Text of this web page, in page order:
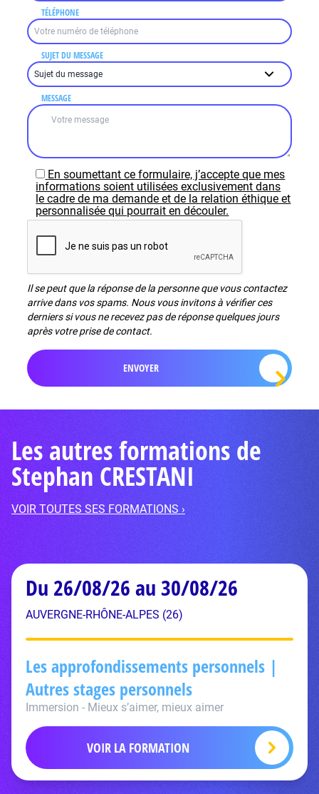
TÉLÉPHONE
SUJET DU MESSAGE
MESSAGE
En soumettant ce formulaire, j’accepte que mes
informations soient utilisées exclusivement dans
le cadre de ma demande et de la relation éthique et
personnalisée qui pourrait en découler.
Il se peut que la réponse de la personne que vous contactez
arrive dans vos spams. Nous vous invitons à vérifier ces
derniers si vous ne recevez pas de réponse quelques jours
après votre prise de contact.
Les autres formations de
Stephan CRESTANI
VOIR TOUTES SES FORMATIONS ›
Du 26/08/26 au 30/08/26
AUVERGNE-RHÔNE-ALPES (26)
Les approfondissements personnels |
Autres stages personnels
Immersion - Mieux s’aimer, mieux aimer
VOIR LA FORMATION